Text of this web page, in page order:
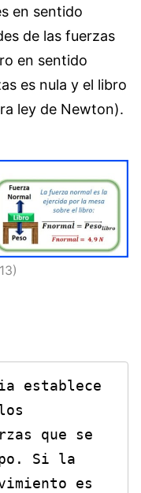
en sentido
de las fuerzas
en sentido
es nula y el libro
ley de Newton).
establece
que se
Si la
es